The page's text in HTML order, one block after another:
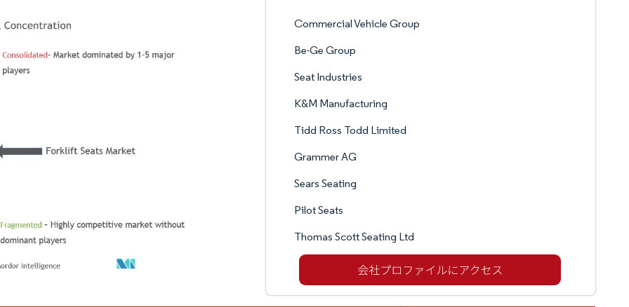
Commercial Vehicle Group
Be-Ge Group
Seat Industries
K&M Manufacturing
Tidd Ross Todd Limited
Grammer AG
Sears Seating
Pilot Seats
Thomas Scott Seating Ltd